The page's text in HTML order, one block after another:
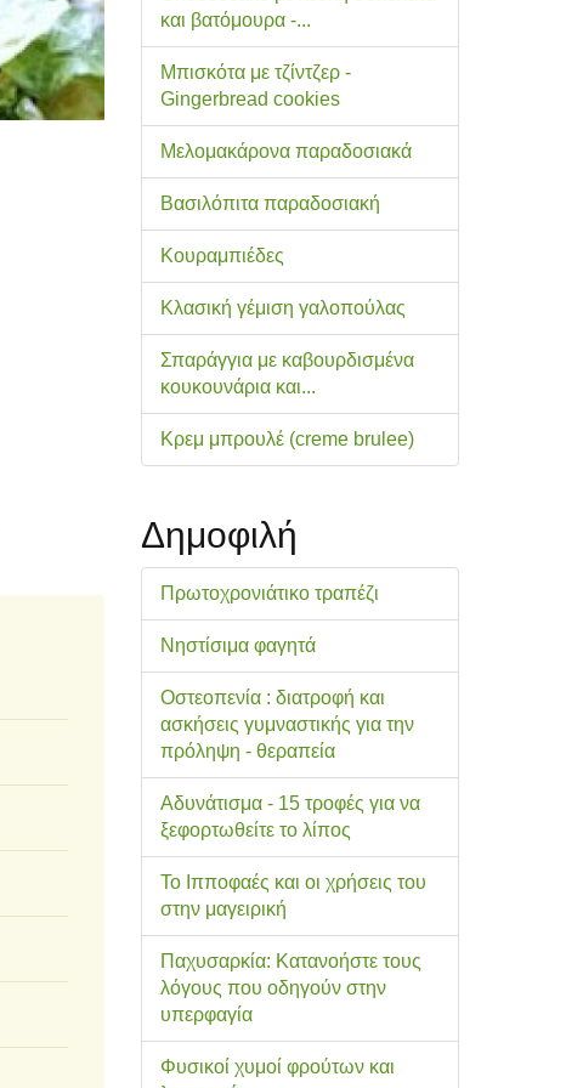
και βατόμουρα -...
Μπισκότα με τζίντζερ -
Gingerbread cookies
Μελομακάρονα παραδοσιακά
Βασιλόπιτα παραδοσιακή
Κουραμπιέδες
Κλασική γέμιση γαλοπούλας
Σπαράγγια με καβουρδισμένα
κουκουνάρια και...
Κρεμ μπρουλέ (creme brulee)
Δημοφιλή
Πρωτοχρονιάτικο τραπέζι
Νηστίσιμα φαγητά
Οστεοπενία : διατροφή και
ασκήσεις γυμναστικής για την
πρόληψη - θεραπεία
Αδυνάτισμα - 15 τροφές για να
ξεφορτωθείτε το λίπος
Το Ιπποφαές και οι χρήσεις του
στην μαγειρική
Παχυσαρκία: Κατανοήστε τους
λόγους που οδηγούν στην
υπερφαγία
Φυσικοί χυμοί φρούτων και